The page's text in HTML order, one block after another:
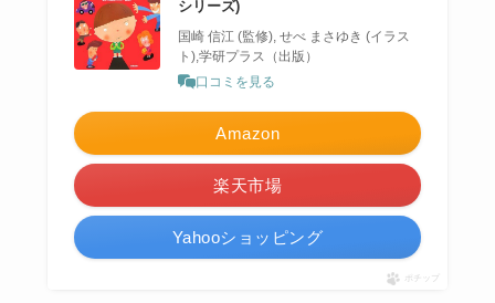
シリーズ)
国崎 信江 (監修), せべ まさゆき (イラス
ト),学研プラス（出版）
口コミを見る
Amazon
楽天市場
Yahooショッピング
ポチップ